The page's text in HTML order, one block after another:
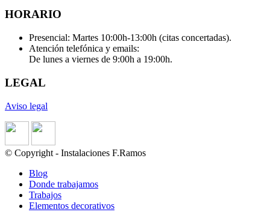
HORARIO
Presencial: Martes 10:00h-13:00h (citas concertadas).
Atención telefónica y emails:
De lunes a viernes de 9:00h a 19:00h.
LEGAL
Aviso legal
© Copyright - Instalaciones F.Ramos
Blog
Donde trabajamos
Trabajos
Elementos decorativos